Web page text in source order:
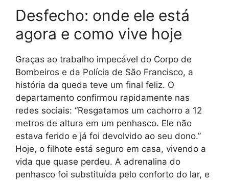
Desfecho: onde ele está
agora e como vive hoje
Graças ao trabalho impecável do Corpo de
Bombeiros e da Polícia de São Francisco, a
história da queda teve um final feliz. O
departamento confirmou rapidamente nas
redes sociais: “Resgatamos um cachorro a 12
metros de altura em um penhasco. Ele não
estava ferido e já foi devolvido ao seu dono.”
Hoje, o filhote está seguro em casa, vivendo a
vida que quase perdeu. A adrenalina do
penhasco foi substituída pelo conforto do lar, e